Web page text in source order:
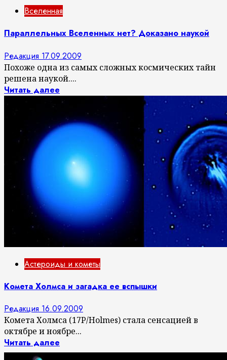
Вселенная
Параллельных Вселенных нет? Доказано наукой
Редакция 17.09.2009
Похоже одна из самых сложных космических тайн
решена наукой....
Читать далее
Астероиды и кометы
Комета Холмса и загадка ее вспышки
Редакция 16.09.2009
Комета Холмса (17P/Holmes) стала сенсацией в
октябре и ноябре...
Читать далее